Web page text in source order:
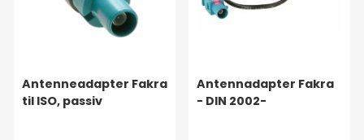
Antenneadapter Fakra
til ISO, passiv
Antennadapter Fakra
- DIN 2002-